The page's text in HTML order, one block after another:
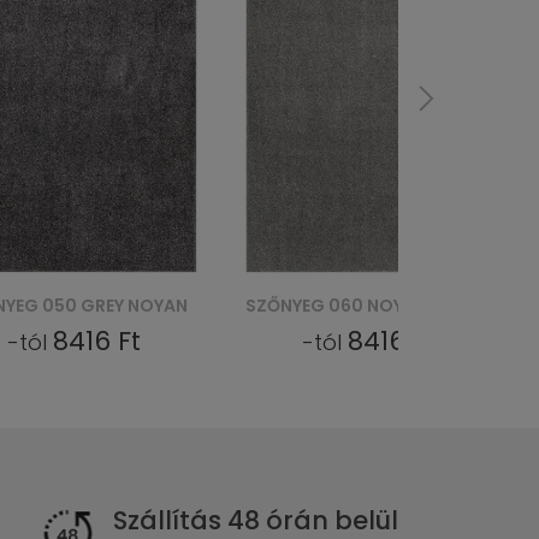
SZŐNYEG 060 NOYAN - SREBRNY
-tól 8416 Ft -tól
Szállítás 48 órán belül